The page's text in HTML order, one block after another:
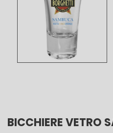
BICCHIERE VETRO